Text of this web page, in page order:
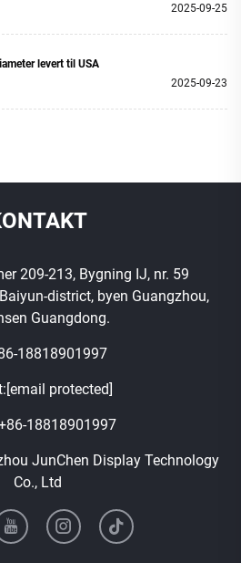
2025-09-25
levert til USA
2025-09-23
209-213, Bygning IJ, nr. 59
district, byen Guangzhou,
Guangdong.
18818901997
[email protected]
18818901997
JunChen Display Technology
Co., Ltd